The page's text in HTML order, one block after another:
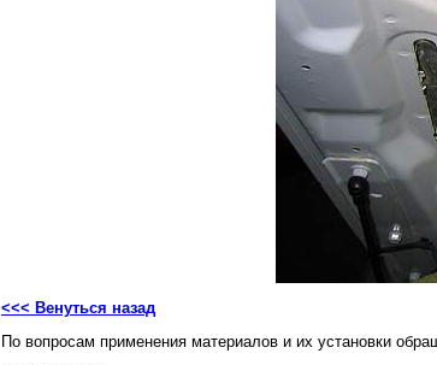
<<< Венуться назад
По вопросам применения материалов и их установки